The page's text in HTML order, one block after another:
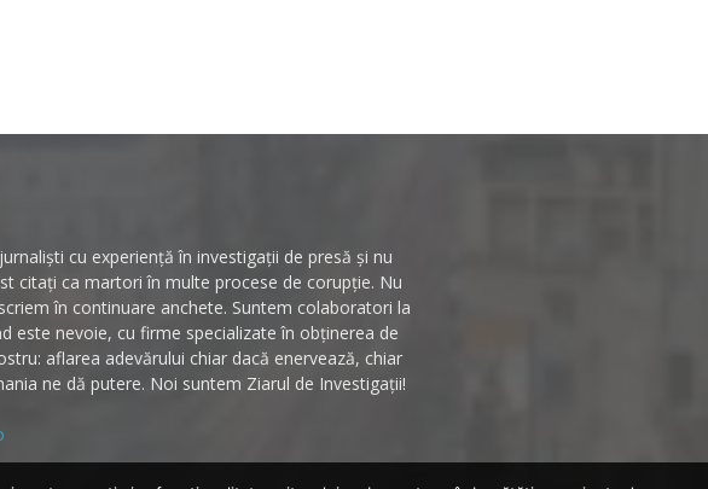
cu experiență în investigații de presă și nu
citați ca martori în multe procese de corupție. Nu
în continuare anchete. Suntem colaboratori la
este nevoie, cu firme specializate în obținerea de
aflarea adevărului chiar dacă enervează, chiar
ne dă putere. Noi suntem Ziarul de Investigații!